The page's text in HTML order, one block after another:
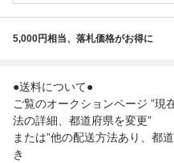
5,000円相当、落札価格がお得に
●送料について●
ご覧のオークションページ ”現
法の詳細、都道府県を変更”
または”他の配送方法あり、都
き